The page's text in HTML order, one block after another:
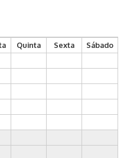
Quinta Sexta
Sábado